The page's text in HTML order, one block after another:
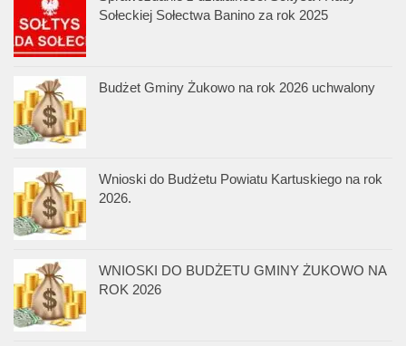
Sołeckiej Sołectwa Banino za rok 2025
Budżet Gminy Żukowo na rok 2026 uchwalony
Wnioski do Budżetu Powiatu Kartuskiego na rok
2026.
WNIOSKI DO BUDŻETU GMINY ŻUKOWO NA
ROK 2026